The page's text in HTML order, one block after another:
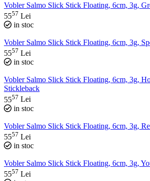
Vobler Salmo Slick Stick Floating, 6cm, 3g,
5557 Lei
in stoc
Vobler Salmo Slick Stick Floating, 6cm, 3g,
5557 Lei
in stoc
Vobler Salmo Slick Stick Floating, 6cm, 3g,
Stickleback
5557 Lei
in stoc
Vobler Salmo Slick Stick Floating, 6cm, 3g,
5557 Lei
in stoc
Vobler Salmo Slick Stick Floating, 6cm, 3g,
5557 Lei